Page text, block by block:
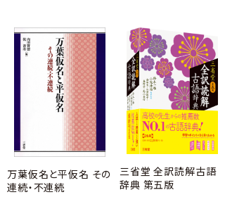
万葉仮名と平仮名 その
連続・不連続
三省堂 全訳読解古語
辞典 第五版